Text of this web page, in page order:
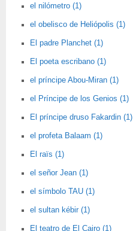
el nilómetro (1)
el obelisco de Heliópolis (1)
El padre Planchet (1)
El poeta escribano (1)
el príncipe Abou-Miran (1)
el Príncipe de los Genios (1)
El príncipe druso Fakardin (1)
el profeta Balaam (1)
El raïs (1)
el señor Jean (1)
el símbolo TAU (1)
el sultan kébir (1)
El teatro de El Cairo (1)